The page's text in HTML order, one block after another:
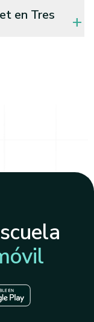
en Tres
add